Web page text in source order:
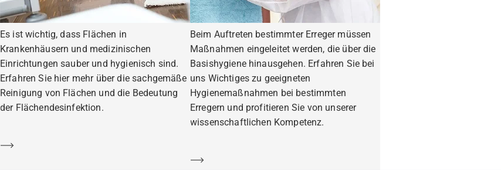
Es ist wichtig, dass Flächen in
Krankenhäusern und medizinischen
Einrichtungen sauber und hygienisch sind.
Erfahren Sie hier mehr über die sachgemäße
Reinigung von Flächen und die Bedeutung
der Flächendesinfektion.
Mehr erfahren
Beim Auftreten bestimmter Erreger müssen
Maßnahmen eingeleitet werden, die über die
Basishygiene hinausgehen. Erfahren Sie bei
uns Wichtiges zu geeigneten
Hygienemaßnahmen bei bestimmten
Erregern und profitieren Sie von unserer
wissenschaftlichen Kompetenz.
Mehr erfahren